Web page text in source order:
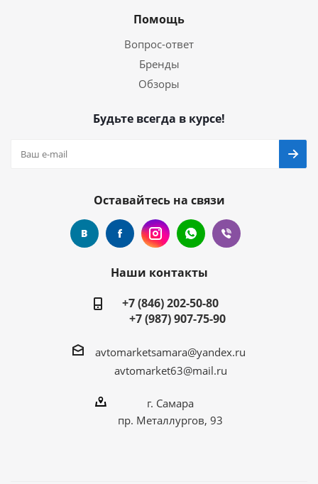
Помощь
Вопрос-ответ
Бренды
Обзоры
Будьте всегда в курсе!
Оставайтесь на связи
Наши контакты
+7 (846) 202-50-80
+7 (987) 907-75-90
avtomarketsamara@yandex.ru
avtomarket63@mail.ru
г. Самара
пр. Металлургов, 93